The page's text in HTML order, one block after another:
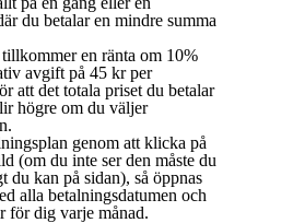
du betalar en mindre summa
en ränta om 10%
avgift på 45 kr per
att det totala priset du betalar
högre om du väljer
genom att klicka på
(om du inte ser den måste du
du kan på sidan), så öppnas
alla betalningsdatumen och
för dig varje månad.